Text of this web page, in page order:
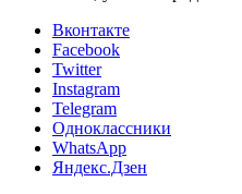
Вконтакте
Facebook
Twitter
Instagram
Telegram
Одноклассники
WhatsApp
Яндекс.Дзен